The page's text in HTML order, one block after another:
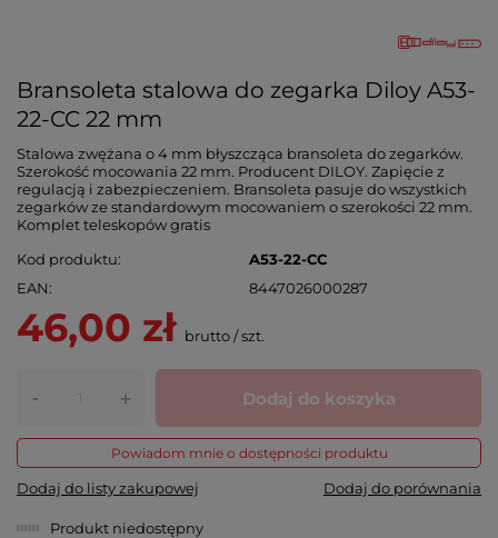
Bransoleta stalowa do zegarka Diloy A53-
22-CC 22 mm
Stalowa zwężana o 4 mm błyszcząca bransoleta do zegarków.
Szerokość mocowania 22 mm. Producent DILOY. Zapięcie z
regulacją i zabezpieczeniem. Bransoleta pasuje do wszystkich
zegarków ze standardowym mocowaniem o szerokości 22 mm.
Komplet teleskopów gratis
Kod produktu
A53-22-CC
EAN
8447026000287
46,00 zł brutto/szt.
- + Dodaj do koszyka
Powiadom mnie o dostępności produktu
Dodaj do listy zakupowej Dodaj do porównania
Produkt niedostępny